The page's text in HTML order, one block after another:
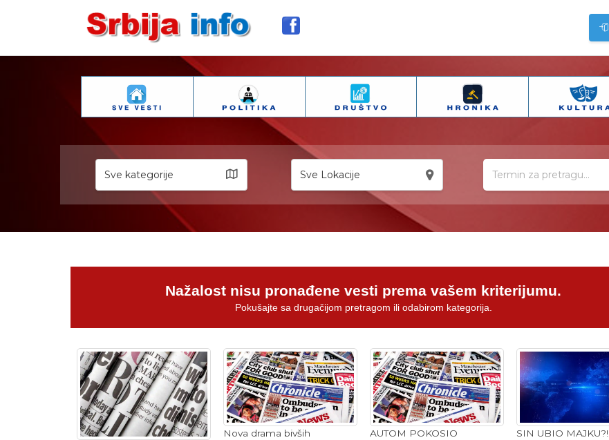
Sve kategorije Sve Lokacije
Nažalost nisu pronađene vesti prema vašem kriterijumu.
Pokušajte sa drugačijom pretragom ili odabirom kategorija.
Nova drama bivših
AUTOM POKOSIO
SIN UBIO MAJKU?!